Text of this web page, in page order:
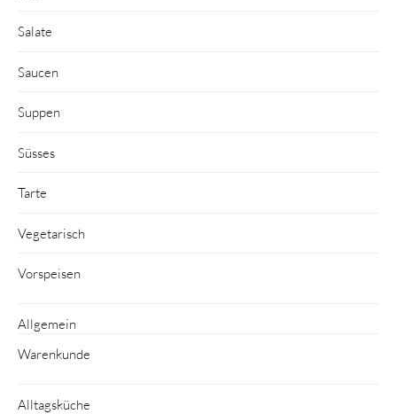
Salate
Saucen
Suppen
Süsses
Tarte
Vegetarisch
Vorspeisen
Allgemein
Warenkunde
Alltagsküche